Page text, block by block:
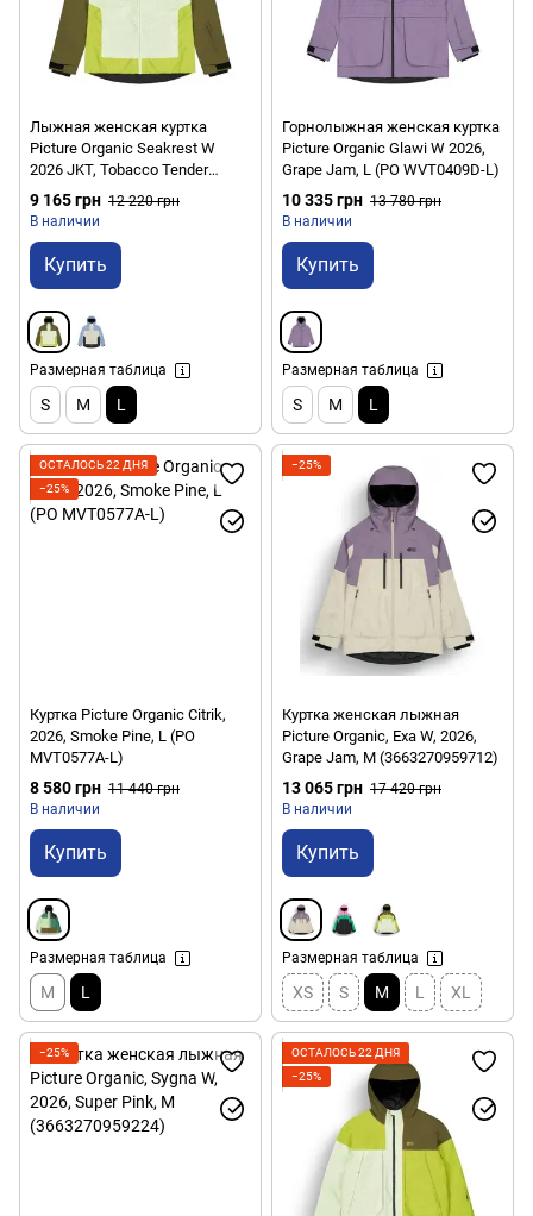
Лыжная женская куртка
Picture Organic Seakrest W
2026 JKT, Tobacco Tender
Green, L (PO WVT0399A-L)
9 165 грн 12 220 грн
В наличии
Купить
Размерная таблица
S M L
Горнолыжная женская куртка
Picture Organic Glawi W 2026,
Grape Jam, L (PO WVT0409D-L)
10 335 грн 13 780 грн
В наличии
Купить
Размерная таблица
S M L
ОСТАЛОСЬ 22 ДНЯ
−25%
Куртка Picture Organic Citrik,
2026, Smoke Pine, L (PO
MVT0577A-L)
8 580 грн 11 440 грн
В наличии
Купить
Размерная таблица
M L
−25%
Куртка женская лыжная
Picture Organic, Exa W, 2026,
Grape Jam, M (3663270959712)
13 065 грн 17 420 грн
В наличии
Купить
Размерная таблица
XS S M L XL
−25%
ОСТАЛОСЬ 22 ДНЯ
−25%